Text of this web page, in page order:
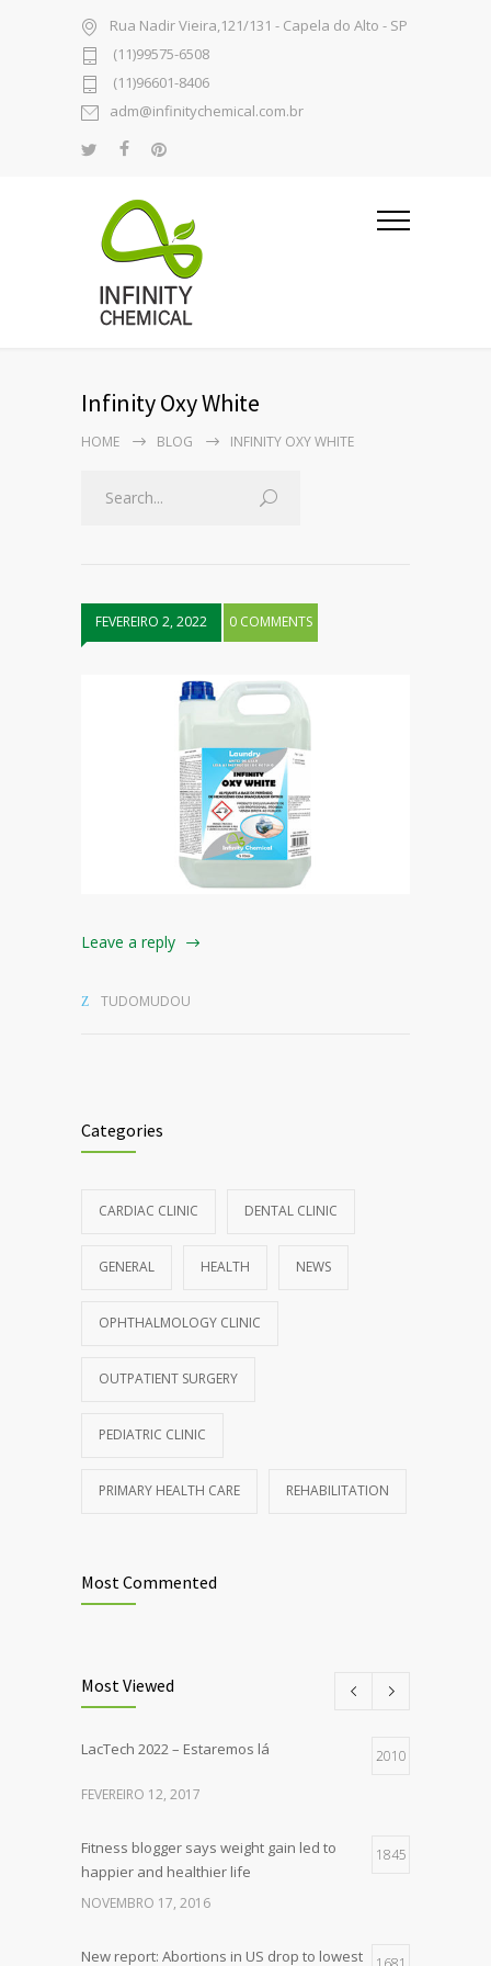
Rua Nadir Vieira,121/131 - Capela do Alto - SP
(11)99575-6508
(11)96601-8406
adm@infinitychemical.com.br
Infinity Oxy White
HOME BLOG INFINITY OXY WHITE
FEVEREIRO 2, 2022 0 COMMENTS
Leave a reply
TUDOMUDOU
Categories
CARDIAC CLINIC DENTAL CLINIC
GENERAL HEALTH NEWS
OPHTHALMOLOGY CLINIC
OUTPATIENT SURGERY
PEDIATRIC CLINIC
PRIMARY HEALTH CARE REHABILITATION
Most Commented
Most Viewed
LacTech 2022 – Estaremos lá 2010
FEVEREIRO 12, 2017
Fitness blogger says weight gain led to
happier and healthier life
1845
NOVEMBRO 17, 2016
New report: Abortions in US drop to lowest